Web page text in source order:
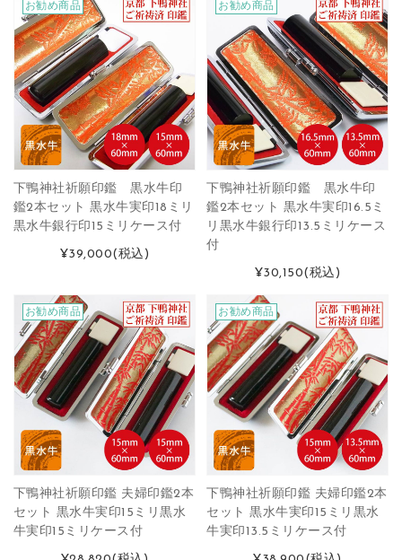
お勧め商品
下鴨神社祈願印鑑 黒水牛印
鑑2本セット 黒水牛実印18ミリ
黒水牛銀行印15ミリケース付
¥39,000(税込)
お勧め商品
下鴨神社祈願印鑑 黒水牛印
鑑2本セット 黒水牛実印16.5ミ
リ黒水牛銀行印13.5ミリケース
付
¥30,150(税込)
お勧め商品
下鴨神社祈願印鑑 夫婦印鑑2本
セット 黒水牛実印15ミリ黒水
牛実印15ミリケース付
お勧め商品
下鴨神社祈願印鑑 夫婦印鑑2本
セット 黒水牛実印15ミリ黒水
牛実印13.5ミリケース付